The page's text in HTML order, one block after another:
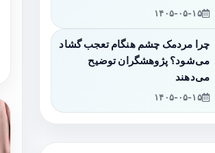
۱۴۰۵-۰۵-۱۵
چرا مردمک چشم هنگام تعجب گشاد
می‌شود؟ پژوهشگران توضیح
می‌دهند
۱۴۰۵-۰۵-۱۵